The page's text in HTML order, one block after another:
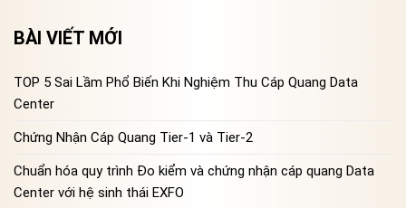
BÀI VIẾT MỚI
TOP 5 Sai Lầm Phổ Biến Khi Nghiệm Thu Cáp Quang Data
Center
Chứng Nhận Cáp Quang Tier-1 và Tier-2
Chuẩn hóa quy trình Đo kiểm và chứng nhận cáp quang Data
Center với hệ sinh thái EXFO